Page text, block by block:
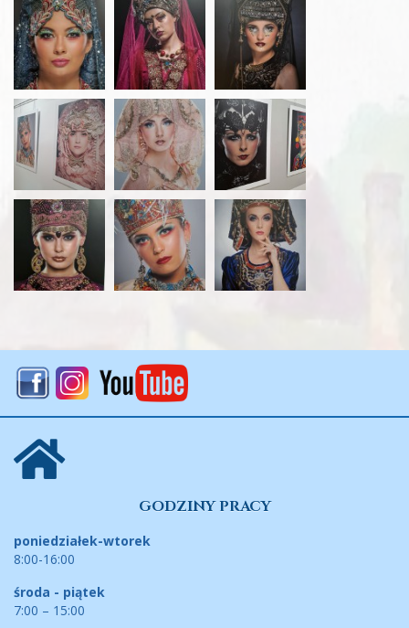
GODZINY PRACY
poniedziałek-wtorek
8:00-16:00
środa - piątek
7:00 – 15:00